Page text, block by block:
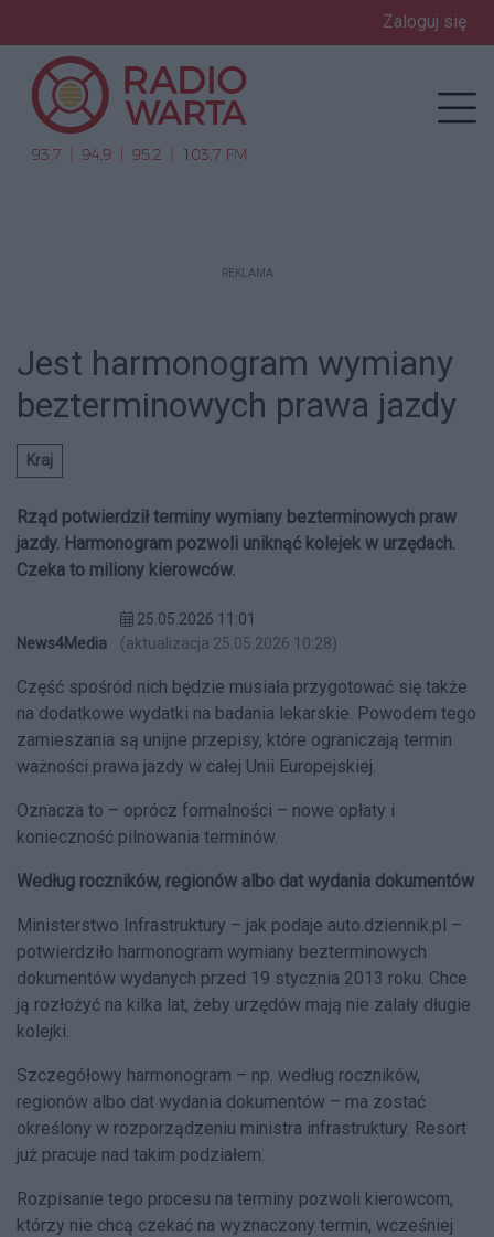
Zaloguj się
REKLAMA
Jest harmonogram wymiany
bezterminowych prawa jazdy
Kraj
Rząd potwierdził terminy wymiany bezterminowych praw
jazdy. Harmonogram pozwoli uniknąć kolejek w urzędach.
Czeka to miliony kierowców.
News4Media
25.05.2026 11:01
(aktualizacja 25.05.2026 10:28)
Część spośród nich będzie musiała przygotować się także
na dodatkowe wydatki na badania lekarskie. Powodem tego
zamieszania są unijne przepisy, które ograniczają termin
ważności prawa jazdy w całej Unii Europejskiej.
Oznacza to – oprócz formalności – nowe opłaty i
konieczność pilnowania terminów.
Według roczników, regionów albo dat wydania dokumentów
Ministerstwo Infrastruktury – jak podaje auto.dziennik.pl –
potwierdziło harmonogram wymiany bezterminowych
dokumentów wydanych przed 19 stycznia 2013 roku. Chce
ją rozłożyć na kilka lat, żeby urzędów mają nie zalały długie
kolejki.
Szczegółowy harmonogram – np. według roczników,
regionów albo dat wydania dokumentów – ma zostać
określony w rozporządzeniu ministra infrastruktury. Resort
już pracuje nad takim podziałem.
Rozpisanie tego procesu na terminy pozwoli kierowcom,
którzy nie chcą czekać na wyznaczony termin, wcześniej